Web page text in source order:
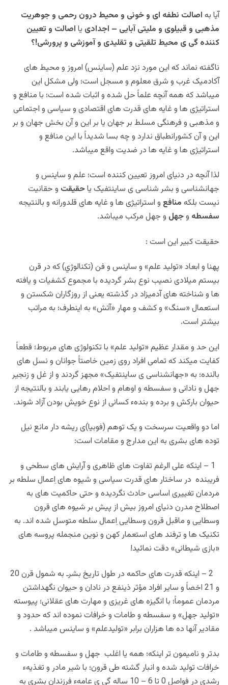
آیا به اصالت نطفه ای و خونی و محیط درون رحمی و جوهریت
مذهبی و قبیلوی و ملیتی آبایی – اجدادی یا اصالت و تعیین
کننده گی ی محیط تلقیتی و تقلیدی و آموزشی و پرورشی!؟
ناگفته نماند که این مورد نزد علم (ساینس) امروز و محیط های
آکادمیک غرب و شرق معلوم و مسجل است؛ ولی مشکل این
میباشد که همه آنچه علماً حل شده و اثبات شده است؛ با منافع و
استراتیژی ها و غایه های قدرت های اقتصادی و سیاسی و اجتماعی
و مذهبی و فرهنگی مسلط بر جهان یا بر این و آن بخش جهان و بر
این و آن کشورانطباق ندارد و چه بسا شدیداً با این منافع و
استراتیژی ها و غایه ها در ضدیت واقع میباشد.
لذا آنچه در دنیای امروز تعیین کننده است؛ علم و ساینس و
جهانشناسی و بشر شناسی ی ساینتفیک یاحقیقت و حقانیت
نیست بلکه منافع و استراتیژی ها و غایه های قلدورانه و بالنتیجه
سفسطه وجهل و جهل مرکب میباشد.
حقیقت کبیر این است :
پهنا و ابعاد «تولید علم» و ساینس و فن (تکنالوژي) که در قرن
بیستم میلادی نصیب نوع بشر گردیده با مجموع کشفیات و یافته
ها و شناخته های آدمیزاد در گذشته یعنی از روزگاران شکستن و
استعمال «سنگ» و کشف و مهار «آتش» به اینطرف؛ به مراتب
بیشتر است.
این حد و مقدار عظیم «تولید علم» با تکنولوژی های مربوط؛ قطعاً
کفایت میکند که تمامی افراد روی زمین خاصتاً جوانان و نسل های
بالنده؛ به «جهانشناسی ی ساینتفیک» مجهز گردند و از غل و زنجیر
جهل و نادانی و سفسطه و اوهام و احلام رهایی یابند و بالنتیجه از
حیوان بارکش و برده و بندهء کسانی از نوع خویش بودن آزاد شوند.
اما دو واقعیت سرسخت و یک توهم (فوبیا)ی ریشه دار مانع نیل
توده های بشری به این مدارج و مقامات است:
1 – اینکه علی الرغم تفاوت های ظاهری و آرایش های سطحی و
فریبنده در ساختار های قدرت سیاسی و شیوه های اِعمال سلطه بر
مردمان تغییری اساسی حادث نگردیده و حتی حاکمیت های به
اصطلاح مدرن دنیای امروز بیش از پیش بر شیوه های قرون
وسطایی و ماقبل قرون وسطایی اِعمال سلطه متوسل شده اند. به
تکنیک ها و ترفند های استعمار کهن و نوین منجمله پروسه های
«بازی شیطانی» دقت نمائید!
2 – اینکه قدرت های حاکمه در طول تاریخ بشرـ به شمول قرن 20
و 21 اخصاً و سایر افراد مؤثر ذینفع در نادان و حیوان نگهداشتن
مردمان عموماً؛ با انگیزه های غریزی و مهارت های عقلانی؛ پیوسته
«تولید جهل» و سفسطه و طامات و خرافات نموده اند که حدود و
مقادیر آنها ده ها هزاران برابر «تولیدعلم» و ساینس میباشد .
بدتر و نامیمون تر اینکه؛ همه یا اغلب جهل و سفسطه و طامات و
خرافات تولید شده و انبار گشته طی قرون؛ با شیر مادر و تغذیهء
رشدی در فواصل 0 تا 6 – 10 ساله گی ی عامهء فرزندان بشری به